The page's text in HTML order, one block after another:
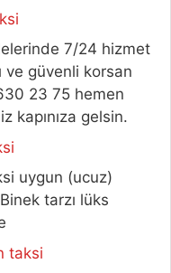
7/24 hizmet
ve güvenli korsan
23 75 hemen
kapınıza gelsin.
uygun (ucuz)
tarzı lüks
taksi